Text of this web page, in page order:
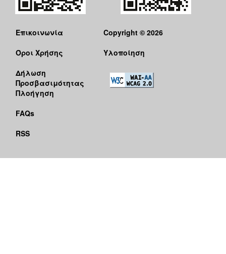
Επικοινωνία
Όροι Χρήσης
Δήλωση
Προσβασιμότητας
Πλοήγηση
FAQs
RSS
Copyright © 2026
Υλοποίηση